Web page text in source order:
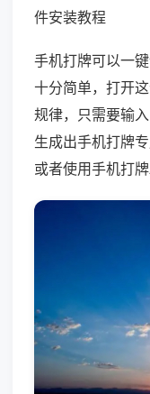
件安装教程
手机打牌可以一
十分简单，打开
规律，只需要输
生成出手机打牌
或者使用手机打